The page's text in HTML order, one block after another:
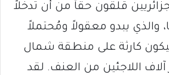
قلقون حقاً من أن تدخلاً
والذي يبدو معقولاً ومُحتملاً
كارثة على منطقة شمال
اللاجئين من العنف. لقد